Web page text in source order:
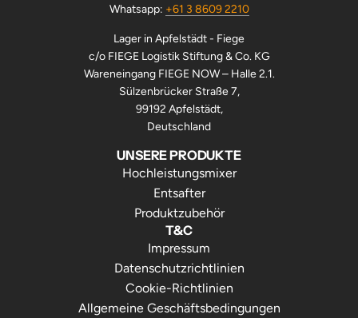
Whatsapp: +61 3 8609 2210
Lager in Apfelstädt - Fiege
c/o FIEGE Logistik Stiftung & Co. KG
Wareneingang FIEGE NOW – Halle 2.1.
Sülzenbrücker Straße 7,
99192 Apfelstädt,
Deutschland
UNSERE PRODUKTE
Hochleistungsmixer
Entsafter
Produktzubehör
T&C
Impressum
Datenschutzrichtlinien
Cookie-Richtlinien
Allgemeine Geschäftsbedingungen